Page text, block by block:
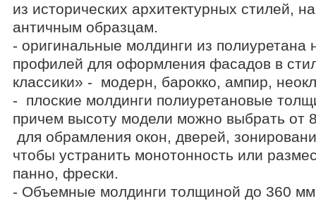
из исторических архитектурных стилей,
античным образцам.
- оригинальные молдинги из полиуретана
профилей для оформления фасадов в
классики» - модерн, барокко, ампир,
- плоские молдинги полиуретановые
причем высоту модели можно выбрать от
для обрамления окон, дверей,
чтобы устранить монотонность или
панно, фрески.
- Объемные молдинги толщиной до 360